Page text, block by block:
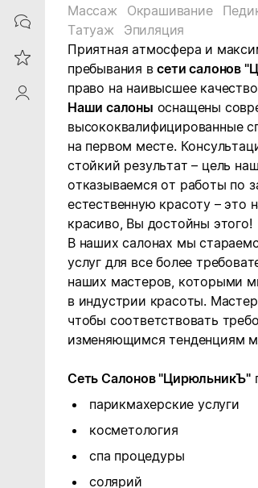
Contacts
Reviews
ProfileSaby
Массаж
Окрашивание
Татуаж
Эпиляция
Приятная атмосфера и
пребывания всети салонов
право на наивысшее
Наши салоны оснащены
высококвалифицированные
на первом месте.
стойкий результат – цель
отказываемся от работы по
естественную красоту – это
красиво, Вы достойны этого!
В наших салонах мы
услуг для все более
наших мастеров, которыми
в индустрии красоты.
чтобы соответствовать
изменяющимся тенденциям
Сеть Салонов "ЦирюльникЪ"
парикмахерские услуги
косметология
спа процедуры
солярий